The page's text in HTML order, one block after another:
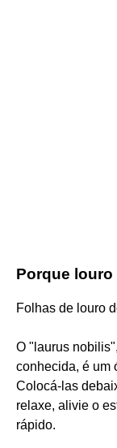
Porque
Folhas de louro
O "laurus
conhecida, é um
Colocá-las
relaxe, alivie o
rápido.